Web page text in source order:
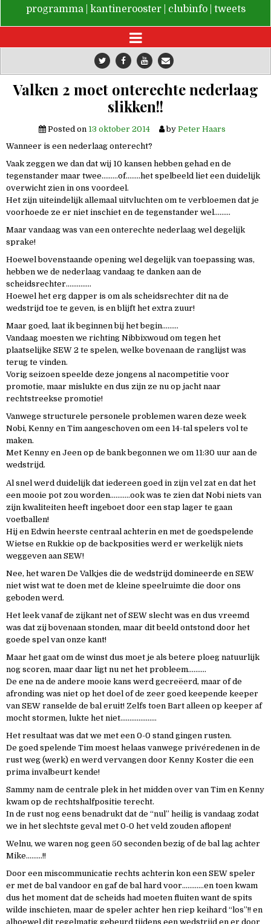
programma
kantinerooster clubinfo tweets
Valken 2 moet onterechte nederlaag
slikken!!
Posted on 13 oktober 2014 by Peter Haars
Wanneer is een nederlaag onterecht?
Vaak zeggen we dan dat wij 10 kansen hebben gehad en de
tegenstander maar twee………of……..het spelbeeld liet een duidelijk
overwicht zien in ons voordeel.
Het zijn uiteindelijk allemaal uitvluchten om te verbloemen dat je
voorhoede ze er niet inschiet en de tegenstander wel………
Maar vandaag was van een onterechte nederlaag wel degelijk
sprake!
Hoewel bovenstaande opening wel degelijk van toepassing was,
hebben we de nederlaag vandaag te danken aan de
scheidsrechter…………..
Hoewel het erg dapper is om als scheidsrechter dit na de
wedstrijd toe te geven, is en blijft het extra zuur!
Maar goed, laat ik beginnen bij het begin………
Vandaag moesten we richting Nibbixwoud om tegen het
plaatselijke SEW 2 te spelen, welke bovenaan de ranglijst was
terug te vinden.
Vorig seizoen speelde deze jongens al nacompetitie voor
promotie, maar mislukte en dus zijn ze nu op jacht naar
rechtstreekse promotie!
Vanwege structurele personele problemen waren deze week
Nobi, Kenny en Tim aangeschoven om een 14-tal spelers vol te
maken.
Met Kenny en Jeen op de bank begonnen we om 11:30 uur aan de
wedstrijd.
Al snel werd duidelijk dat iedereen goed in zijn vel zat en dat het
een mooie pot zou worden………..ook was te zien dat Nobi niets van
zijn kwaliteiten heeft ingeboet door een stap lager te gaan
voetballen!
Hij en Edwin heerste centraal achterin en met de goedspelende
Wietse en Rukkie op de backposities werd er werkelijk niets
weggeven aan SEW!
Nee, het waren De Valkjes die de wedstrijd domineerde en SEW
niet wist wat te doen met de kleine speelruimte die door ons
geboden werd.
Het leek vanaf de zijkant net of SEW slecht was en dus vreemd
was dat zij bovenaan stonden, maar dit beeld ontstond door het
goede spel van onze kant!
Maar het gaat om de winst dus moet je als betere ploeg natuurlijk
nog scoren, maar daar ligt nu net het probleem……….
De ene na de andere mooie kans werd gecreëerd, maar of de
afronding was niet op het doel of de zeer goed keepende keeper
van SEW ranselde de bal eruit! Zelfs toen Bart alleen op keeper af
mocht stormen, lukte het niet………………..
Het resultaat was dat we met een 0-0 stand gingen rusten.
De goed spelende Tim moest helaas vanwege privéredenen in de
rust weg (werk) en werd vervangen door Kenny Koster die een
prima invalbeurt kende!
Sammy nam de centrale plek in het midden over van Tim en Kenny
kwam op de rechtshalfpositie terecht.
In de rust nog eens benadrukt dat de “nul” heilig is vandaag zodat
we in het slechtste geval met 0-0 het veld zouden aflopen!
Welnu, we waren nog geen 50 seconden bezig of de bal lag achter
Mike………!!
Door een miscommunicatie rechts achterin kon een SEW speler
er met de bal vandoor en gaf de bal hard voor…………en toen kwam
dus het moment dat de scheids had moeten fluiten want de spits
wilde inschieten, maar de speler achter hen riep keihard “los”!! en
alhoewel dit regelmatig gebeurd tijdens een wedstrijd en er door